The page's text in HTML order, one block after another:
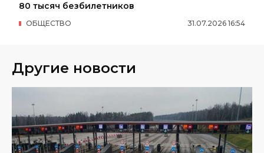
80 тысяч безбилетников
31.07.2026 16:54
ОБЩЕСТВО
Другие новости